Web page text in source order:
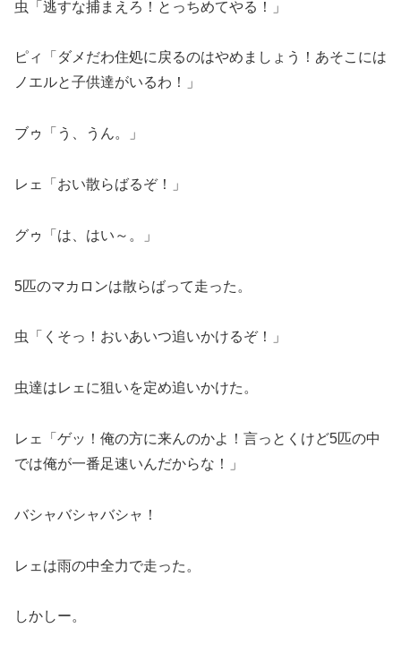
虫「逃すな捕まえろ！とっちめてやる！」
ピィ「ダメだわ住処に戻るのはやめましょう！あそこには
ノエルと子供達がいるわ！」
ブゥ「う、うん。」
レェ「おい散らばるぞ！」
グゥ「は、はい～。」
5匹のマカロンは散らばって走った。
虫「くそっ！おいあいつ追いかけるぞ！」
虫達はレェに狙いを定め追いかけた。
レェ「ゲッ！俺の方に来んのかよ！言っとくけど5匹の中
では俺が一番足速いんだからな！」
バシャバシャバシャ！
レェは雨の中全力で走った。
しかしー。